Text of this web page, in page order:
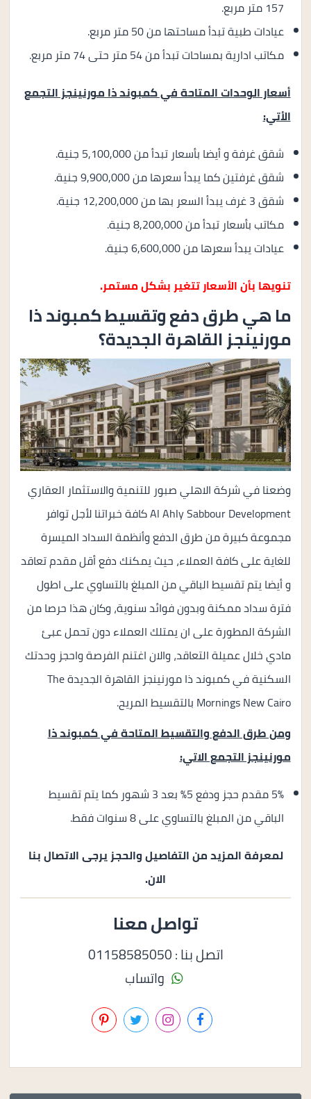
157 متر مربع.
عيادات طبية تبدأ مساحتها من 50 متر مربع.
مكاتب ادارية بمساحات تبدأ من 54 متر حتى 74 متر مربع.
أسعار الوحدات المتاحة في كمبوند ذا مورنينجز التجمع
الأتي:
شقق غرفة و أيضا بأسعار تبدأ من 5,100,000 جنية.
شقق غرفتين كما يبدأ سعرها من 9,900,000 جنية.
شقق 3 غرف يبدأ السعر بها من 12,200,000 جنية.
مكاتب بأسعار تبدأ من 8,200,000 جنية.
عيادات يبدأ سعرها من 6,600,000 جنية.
تنويها بأن الأسعار تتغير بشكل مستمر.
ما هي طرق دفع وتقسيط كمبوند ذا
مورنينجز القاهرة الجديدة؟
وضعنا في شركة الاهلي صبور للتنمية والاستثمار العقاري
Al Ahly Sabbour Development كافة خبراتنا لأجل توافر
مجموعة كبيرة من طرق الدفع وأنظمة السداد الميسرة
للغاية على كافة العملاء، حيث يمكنك دفع أقل مقدم تعاقد
و أيضا يتم تقسيط الباقي من المبلغ بالتساوي على اطول
فترة سداد ممكنة وبدون فوائد سنوية، وكان هذا حرصا من
الشركة المطورة على ان يمتلك العملاء دون تحمل عبئ
مادي خلال عميلة التعاقد، والان اغتنم الفرصة واحجز وحدتك
السكنية في كمبوند ذا مورنينجز القاهرة الجديدة The
Mornings New Cairo بالتقسيط المريح.
ومن طرق الدفع والتقسيط المتاحة في كمبوند ذا
مورنينجز التجمع الاتي:
5% مقدم حجز ودفع 5% بعد 3 شهور كما يتم تقسيط
الباقي من المبلغ بالتساوي على 8 سنوات فقط.
لمعرفة المزيد من التفاصيل والحجز يرجى الاتصال بنا
الان.
تواصل معنا
اتصل بنا : 01158585050
واتساب